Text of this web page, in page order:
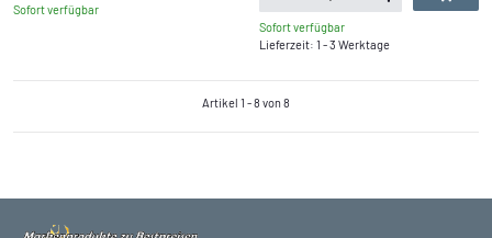
Sofort verfügbar
Sofort verfügbar
Lieferzeit: 1 - 3 Werktage
Artikel 1 - 8 von 8